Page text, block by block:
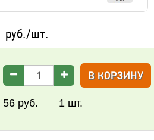
руб./шт.
В КОРЗИНУ
56 руб. 1 шт.